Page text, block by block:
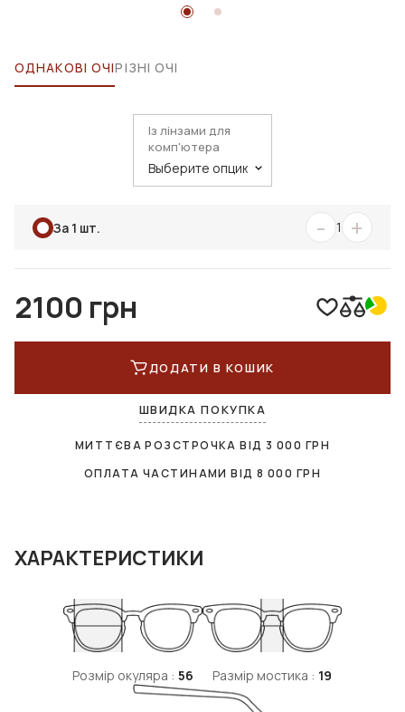
ОДНАКОВІ ОЧІРІЗНІ ОЧІ
Із лінзами для
комп'ютера
За 1 шт. - 1 +
2100 грн
ДОДАТИ В КОШИК
ШВИДКА ПОКУПКА
МИТТЄВА РОЗСТРОЧКА ВІД 3 000 ГРН
ОПЛАТА ЧАСТИНАМИ ВІД8 000 ГРН
ХАРАКТЕРИСТИКИ
Розмір окуляра : 56 Размір мостика : 19